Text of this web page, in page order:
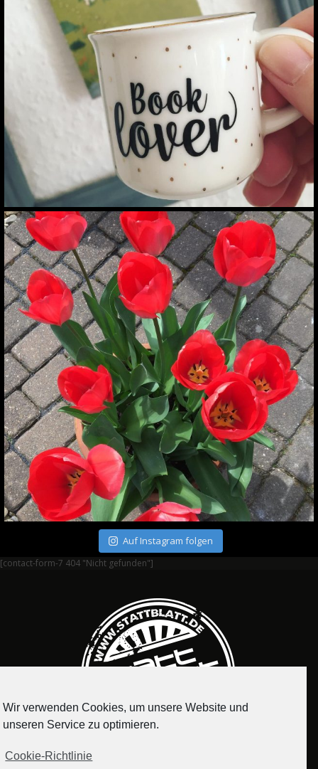
Auf Instagram folgen
[contact-form-7 404 "Nicht gefunden"]
Wir verwenden Cookies, um unsere Website und
unseren Service zu optimieren.
Cookie-Richtlinie